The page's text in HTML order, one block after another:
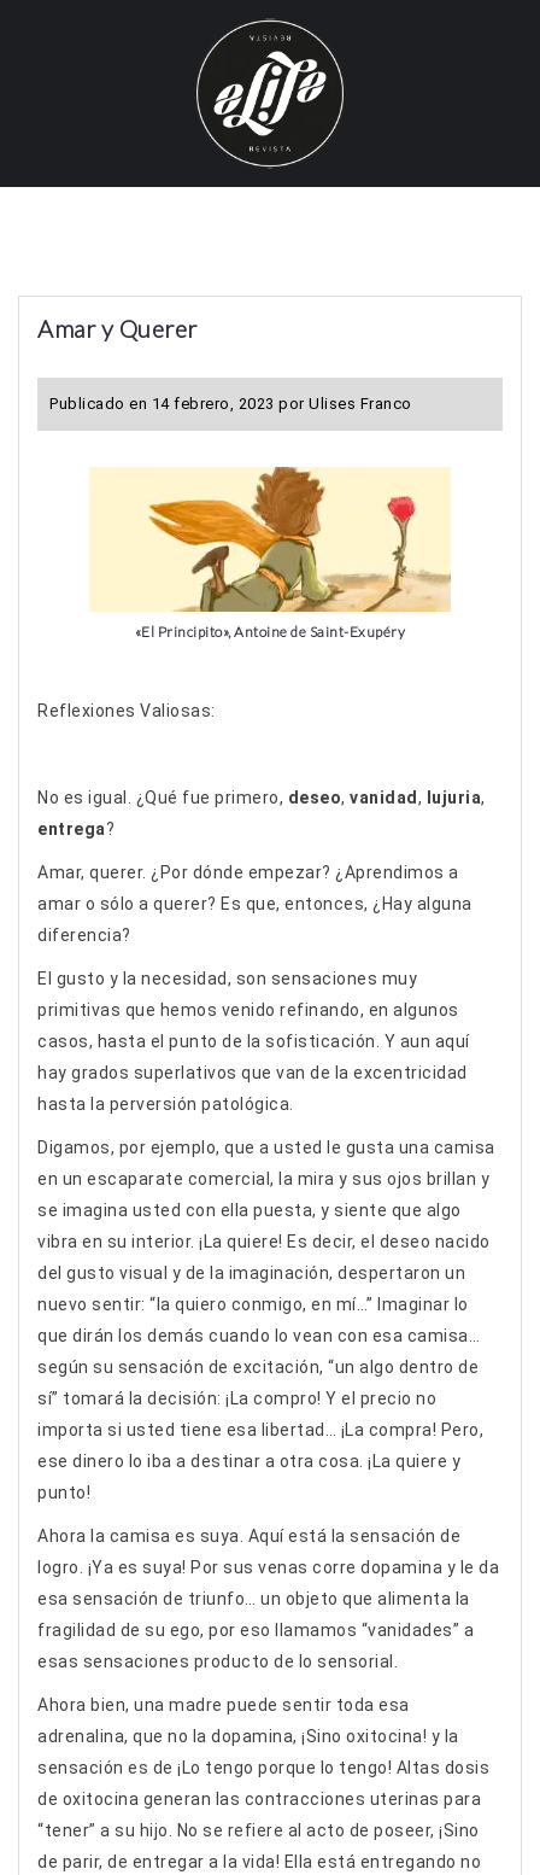
Amar y Querer
Publicado en 14 febrero, 2023 por Ulises Franco
«El Principito», Antoine de Saint-Exupéry
Reflexiones Valiosas:
No es igual. ¿Qué fue primero, deseo, vanidad , lujuria,
entrega?
Amar, querer. ¿Por dónde empezar? ¿Aprendimos a
amar o sólo a querer? Es que, entonces, ¿Hay alguna
diferencia?
El gusto y la necesidad, son sensaciones muy
primitivas que hemos venido refinando, en algunos
casos, hasta el punto de la sofisticación. Y aun aquí
hay grados superlativos que van de la excentricidad
hasta la perversión patológica.
Digamos, por ejemplo, que a usted le gusta una camisa
en un escaparate comercial, la mira y sus ojos brillan y
se imagina usted con ella puesta, y siente que algo
vibra en su interior. ¡La quiere! Es decir, el deseo nacido
del gusto visual y de la imaginación, despertaron un
nuevo sentir: “la quiero conmigo, en mí…” Imaginar lo
que dirán los demás cuando lo vean con esa camisa…
según su sensación de excitación, “un algo dentro de
sí” tomará la decisión: ¡La compro! Y el precio no
importa si usted tiene esa libertad… ¡La compra! Pero,
ese dinero lo iba a destinar a otra cosa. ¡La quiere y
punto!
Ahora la camisa es suya. Aquí está la sensación de
logro. ¡Ya es suya! Por sus venas corre dopamina y le da
esa sensación de triunfo… un objeto que alimenta la
fragilidad de su ego, por eso llamamos “vanidades” a
esas sensaciones producto de lo sensorial.
Ahora bien, una madre puede sentir toda esa
adrenalina, que no la dopamina, ¡Sino oxitocina! y la
sensación es de ¡Lo tengo porque lo tengo! Altas dosis
de oxitocina generan las contracciones uterinas para
“tener” a su hijo. No se refiere al acto de poseer, ¡Sino
de parir, de entregar a la vida! Ella está entregando no